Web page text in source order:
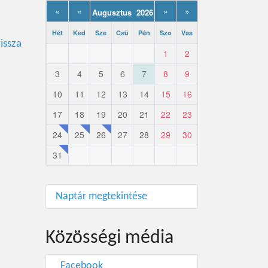
« « Augusztus 2026 » »
Hét Ked Sze Csü Pén Szo Vas
1
2
3
4 5 6 7 8
9
10
11 12 13 14 15
16
17
18 19 20 21 22
23
24
25 26 27 28 29
30
31
Naptár megtekintése
Közösségi média